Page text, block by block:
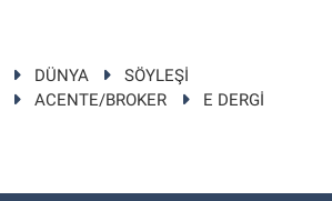
DÜNYA
SÖYLEŞİ
ACENTE/BROKER
E DERGİ